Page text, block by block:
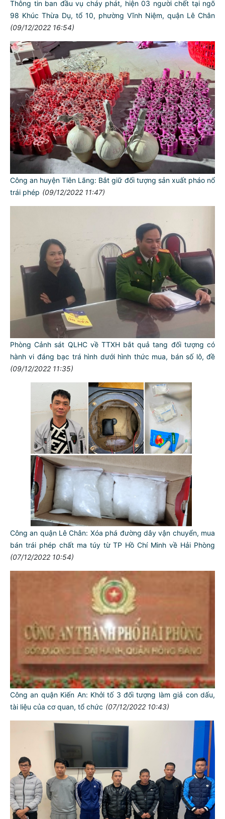
Thông tin ban đầu vụ cháy phát, hiện 03 người chết tại ngõ
98 Khúc Thừa Dụ, tổ 10, phường Vĩnh Niệm, quận Lê Chân
(09/12/2022 16:54)
Công an huyện Tiên Lãng: Bắt giữ đối tượng sản xuất pháo nổ
trái phép (09/12/2022 11:47)
Phòng Cảnh sát QLHC về TTXH bắt quả tang đối tượng có
hành vi đáng bạc trá hình dưới hình thức mua, bán số lô, đề
(09/12/2022 11:35)
Công an quận Lê Chân: Xóa phá đường dây vận chuyển, mua
bán trái phép chất ma túy từ TP Hồ Chí Minh về Hải Phòng
(07/12/2022 10:54)
Công an quận Kiến An: Khởi tố 3 đối tượng làm giả con dấu,
tài liệu của cơ quan, tổ chức (07/12/2022 10:43)